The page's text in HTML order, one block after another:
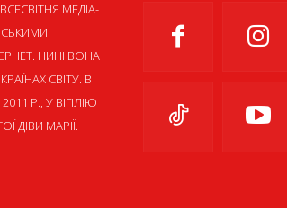
ВСЕСВІТНЯ МЕДІА-
НИНІ ВОНА
СВІТУ. В
Р., У ВІГІЛІЮ
ДІВИ МАРІЇ.